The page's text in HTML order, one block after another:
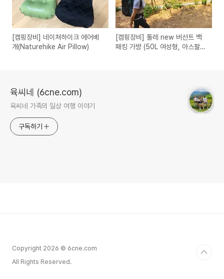
[캠핑장비] 네이쳐하이크 에어베
개(Naturehike Air Pillow)
[캠핑장비] 툴레 new 버선트 백
패킹 가방 (50L 여성형, 아스팔트
육씨네 (6cne.com)
육씨네 가족의 일상 여행 이야기
구독하기
Copyright 2026 © 6cne.com
All Rights Reserved.